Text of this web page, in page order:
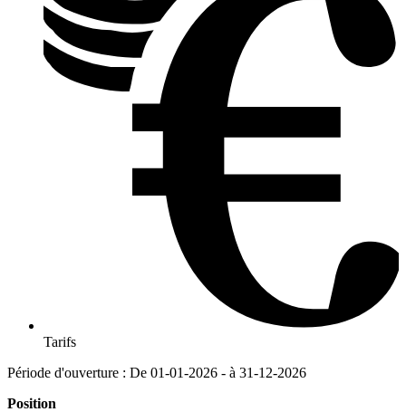
Tarifs
Période d'ouverture : De 01-01-2026 - à 31-12-2026
Position